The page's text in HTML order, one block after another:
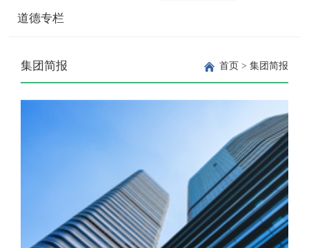
道德专栏
首页> 集团简报
集团简报